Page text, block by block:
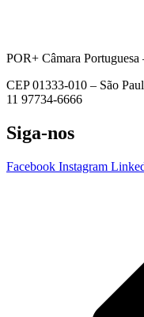
POR+ Câmara Portuguesa
CEP 01333-010 – São
11 97734-6666
Siga-nos
Facebook Instagram